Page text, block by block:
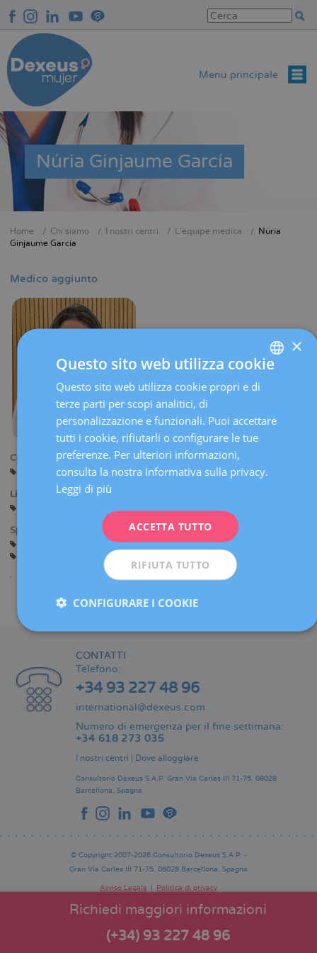
contenuto
principale
Menu principale
Núria Ginjaume García
Briciole
pane
Home Chi siamo I nostri centri L'équipe medica
Núria
Ginjaume García
Medico aggiunto
Centri:
Sant Cugat
Lingue:
Specialità:
Consulenza prima della Gravidanza
Gravidanza e Parto
Ginecologia Generale
Richiedi maggiori informazioni
(+34) 93 227 48 96
CONTATTI
Telefono:
+34 93 227 48 96
international@dexeus.com
Numero di emergenza per il fine settimana:
+34 618 273 035
I nostri centri | Dove alloggiare
Consultorio Dexeus S.A.P. Gran Via Carles III 71-75. 08028
Barcellona. Spagna
© Copyright 2007-2026 Consultorio Dexeus S.A.P. -
Gran Via Carles III 71-75. 08028 Barcellona. Spagna
de
Avviso Legale
Politica di privacy
SPANISH
DEUTSCH
×
Questo sito web utilizza cookie
Questo sito web utilizza cookie propri e di
terze parti per scopi analitici, di
personalizzazione e funzionali. Puoi accettare
tutti i cookie, rifiutarli o configurare le tue
preferenze. Per ulteriori informazioni,
consulta la nostra Informativa sulla privacy.
Leggi di più
ACCETTA TUTTO
RIFIUTA TUTTO
CONFIGURARE I COOKIE